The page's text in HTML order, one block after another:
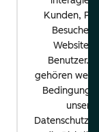
Kunden,
Besucher
Website
Benutzer.
gehören
unsere